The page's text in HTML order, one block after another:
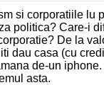
si corporatiile lu
politica? Care-i
De la
dau casa (cu
de-un
asta.